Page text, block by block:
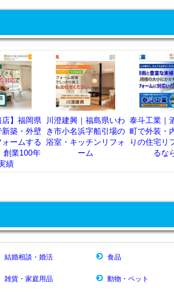
川澄建興｜福島県いわ
き市小名浜字船引場の
浴室・キッチンリフォ
ーム
泰斗工業｜酒田市若宮
町で外装・内装、水廻
りの住宅リフォームす
結婚相談・婚活 食品
雑貨・家庭用品 動物・ペット